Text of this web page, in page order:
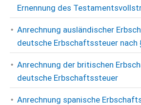
Ernennung des
Anrechnung ausländischer
deutsche Erbschaftssteuer nach
Anrechnung der britischen
deutsche Erbschaftssteuer
Anrechnung spanische